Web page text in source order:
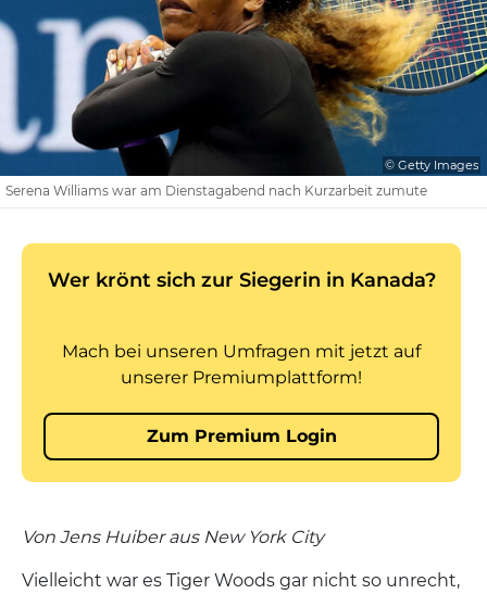
© Getty Images
Serena Williams war am Dienstagabend nach Kurzarbeit zumute
Von Jens Huiber aus New York City
Vielleicht war es Tiger Woods gar nicht so unrecht,